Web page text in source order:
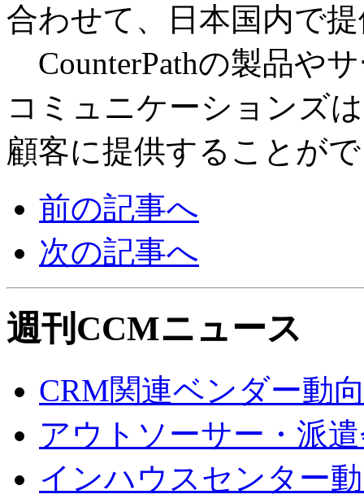
合わせて、日本国内で
CounterPathの製品や
コミュニケーションズ
顧客に提供することが
前の記事へ
次の記事へ
週刊CCMニュース
CRM関連ベンダー動
アウトソーサー・派
インハウスセンター